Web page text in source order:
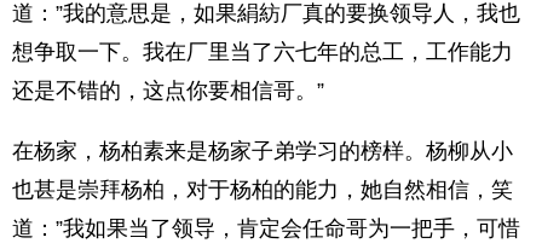
道：”我的意思是，如果絹紡厂真的要换领导人，我也
想争取一下。我在厂里当了六七年的总工，工作能力
还是不错的，这点你要相信哥。”
在杨家，杨柏素来是杨家子弟学习的榜样。杨柳从小
也甚是崇拜杨柏，对于杨柏的能力，她自然相信，笑
道：”我如果当了领导，肯定会任命哥为一把手，可惜